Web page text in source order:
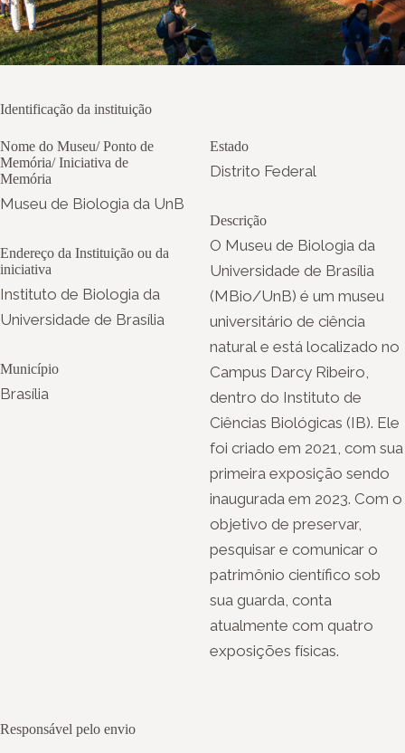
Identificação da instituição
Nome do Museu/ Ponto de
Memória/ Iniciativa de
Memória
Museu de Biologia da UnB
Endereço da Instituição ou da
iniciativa
Instituto de Biologia da
Universidade de Brasília
Município
Brasília
Estado
Distrito Federal
Descrição
O Museu de Biologia da
Universidade de Brasília
(MBio/UnB) é um museu
universitário de ciência
natural e está localizado no
Campus Darcy Ribeiro,
dentro do Instituto de
Ciências Biológicas (IB). Ele
foi criado em 2021, com sua
primeira exposição sendo
inaugurada em 2023. Com o
objetivo de preservar,
pesquisar e comunicar o
patrimônio científico sob
sua guarda, conta
atualmente com quatro
exposições físicas.
Responsável pelo envio